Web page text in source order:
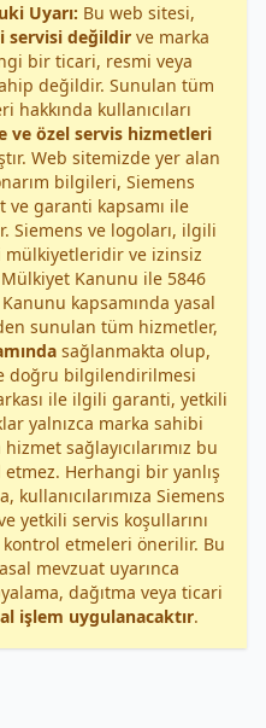
Uyarı: Bu web sitesi,
servisi değildirve marka
bir ticari, resmi veya
değildir. Sunulan tüm
hakkında kullanıcıları
ve özel servis hizmetleri
Web sitemizde yer alan
bilgileri, Siemens
ve garanti kapsamı ile
Siemens ve logoları, ilgili
ve izinsiz
Mülkiyet Kanunu ile 5846
kapsamında yasal
sunulan tüm hizmetler,
sağlanmakta olup,
doğru bilgilendirilmesi
ile ilgili garanti, yetkili
yalnızca marka sahibi
sağlayıcılarımız bu
Herhangi bir yanlış
kullanıcılarımıza Siemens
yetkili servis koşullarını
etmeleri önerilir. Bu
mevzuat uyarınca
dağıtma veya ticari
işlem uygulanacaktır.